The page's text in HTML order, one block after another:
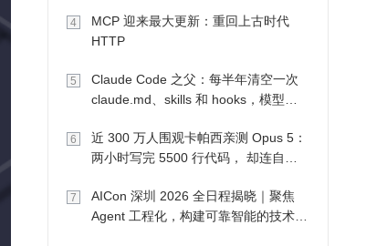
4
MCP 迎来最大更新：重回上古时代
HTTP
5
Claude Code 之父：每半年清空一次
claude.md、skills 和 hooks，模型自
6
近 300 万人围观卡帕西亲测 Opus 5：
两小时写完 5500 行代码， 却连自己
7
AICon 深圳 2026 全日程揭晓｜聚焦
Agent 工程化，构建可靠智能的技术路